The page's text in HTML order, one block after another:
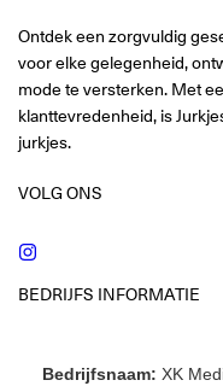
Ontdek een zorgvuldig
voor elke gelegenheid,
mode te versterken. Met
klanttevredenheid, is
jurkjes.
VOLG ONS
BEDRIJFS INFORMATIE
Bedrijfsnaam: XK